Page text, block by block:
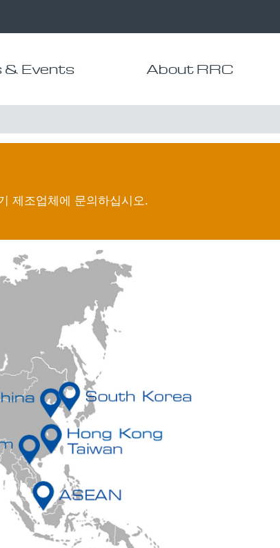
& Events About RRC
제조업체에 문의하십시오.